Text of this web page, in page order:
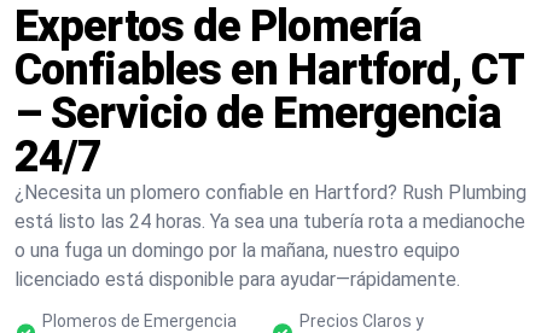
Expertos de Plomería
Confiables en Hartford, CT
– Servicio de Emergencia
24/7
¿Necesita un plomero confiable en Hartford? Rush Plumbing
está listo las 24 horas. Ya sea una tubería rota a medianoche
o una fuga un domingo por la mañana, nuestro equipo
licenciado está disponible para ayudar—rápidamente.
Plomeros de Emergencia
Precios Claros y